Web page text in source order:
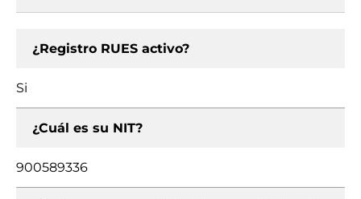
¿Registro RUES activo?
Si
¿Cuál es su NIT?
900589336